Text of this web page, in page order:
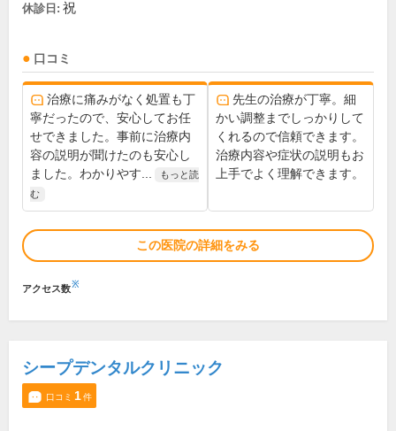
休診日: 祝
口コミ
治療に痛みがなく処置も丁
寧だったので、安心してお任
せできました。事前に治療内
容の説明が聞けたのも安心し
ました。わかりやす...
もっと読
む
先生の治療が丁寧。細
かい調整までしっかりして
くれるので信頼できます。
治療内容や症状の説明もお
上手でよく理解できます。
この医院の詳細をみる
アクセス数※
シープデンタルクリニック
口コミ 1件